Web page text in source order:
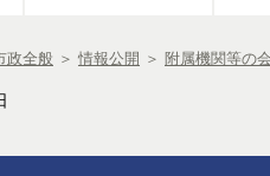
政全般 ＞ 情報公開 ＞ 附属機関等の